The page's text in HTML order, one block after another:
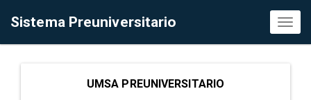
Sistema Preuniversitario
UMSA PREUNIVERSITARIO